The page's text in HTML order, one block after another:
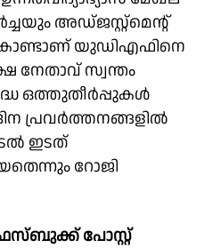
അഡ്ജസ്റ്റ്മെൻ്റ്
യുഡിഎഫിനെ
നേതാവ് സ്വന്തം
ഒത്തുതീർപ്പുകൾ
പ്രവർത്തനങ്ങളിൽ
ഇടത്
റോജി
പോസ്റ്റ്